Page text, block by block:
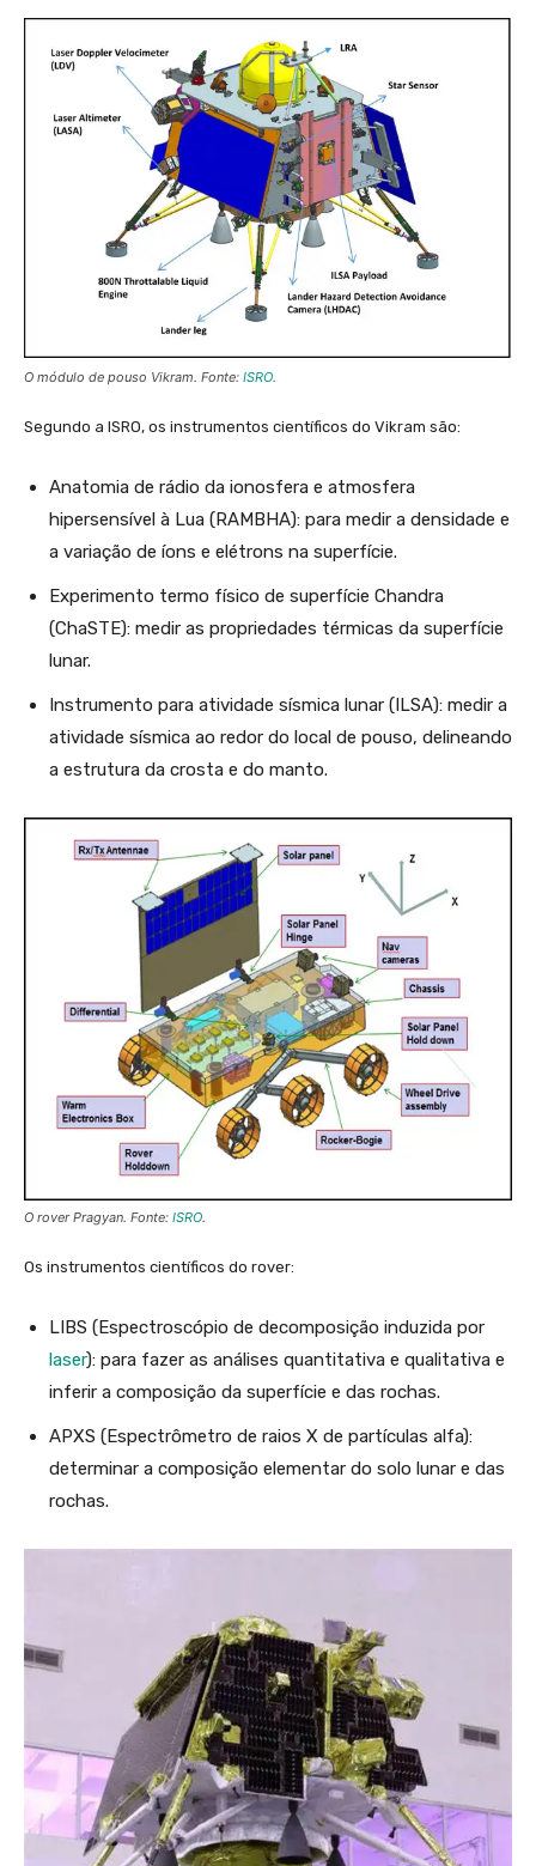
O módulo de pouso Vikram. Fonte: ISRO.
Segundo a ISRO, os instrumentos científicos do Vikram são:
Anatomia de rádio da ionosfera e atmosfera
hipersensível à Lua (RAMBHA): para medir a densidade e
a variação de íons e elétrons na superfície.
Experimento termo físico de superfície Chandra
(ChaSTE): medir as propriedades térmicas da superfície
lunar.
Instrumento para atividade sísmica lunar (ILSA): medir a
atividade sísmica ao redor do local de pouso, delineando
a estrutura da crosta e do manto.
O rover Pragyan. Fonte: ISRO.
Os instrumentos científicos do rover:
LIBS (Espectroscópio de decomposição induzida por
laser): para fazer as análises quantitativa e qualitativa e
inferir a composição da superfície e das rochas.
APXS (Espectrômetro de raios X de partículas alfa):
determinar a composição elementar do solo lunar e das
rochas.